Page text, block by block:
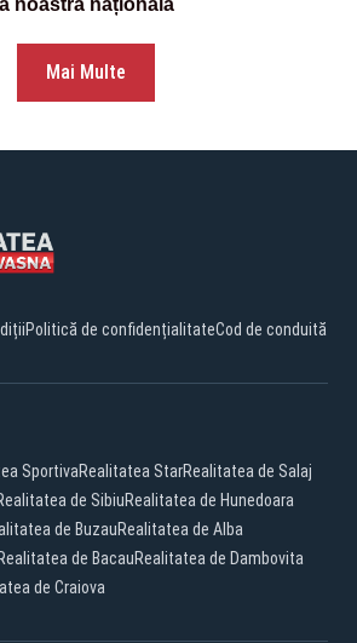
noastră națională
Mai Multe
Politică de confidențialitateCod de conduită
SportivaRealitatea StarRealitatea de Salaj
de SibiuRealitatea de Hunedoara
de BuzauRealitatea de Alba
Realitatea de BacauRealitatea de Dambovita
de Craiova